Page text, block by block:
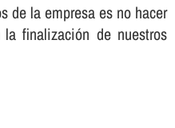
de la empresa es no hacer
finalización de nuestros